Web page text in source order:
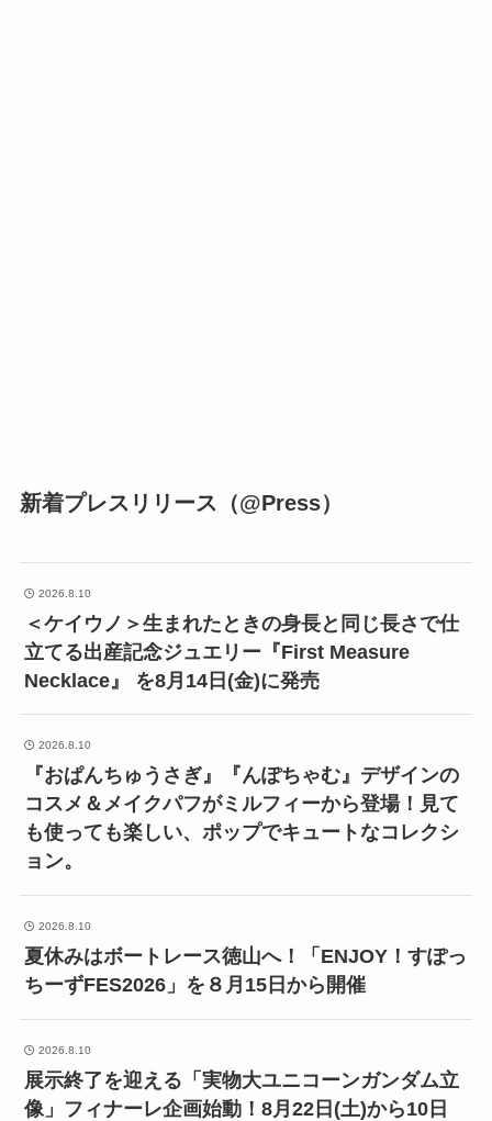
新着プレスリリース（@Press）
2026.8.10
＜ケイウノ＞生まれたときの身長と同じ長さで仕
立てる出産記念ジュエリー『First Measure
Necklace』 を8月14日(金)に発売
2026.8.10
『おぱんちゅうさぎ』『んぽちゃむ』デザインの
コスメ＆メイクパフがミルフィーから登場！見て
も使っても楽しい、ポップでキュートなコレクシ
ョン。
2026.8.10
夏休みはボートレース徳山へ！「ENJOY！すぽっ
ちーずFES2026」を８月15日から開催
2026.8.10
展示終了を迎える「実物大ユニコーンガンダム立
像」フィナーレ企画始動！8月22日(土)から10日